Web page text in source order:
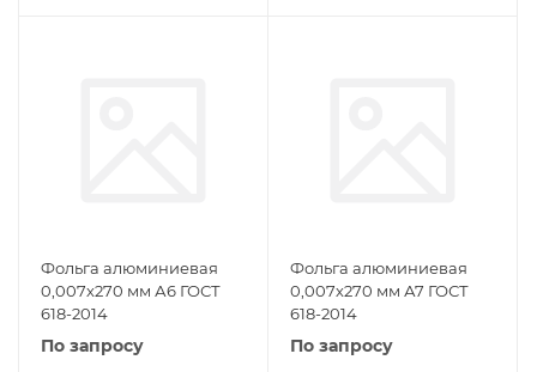
Фольга алюминиевая
0,007х270 мм А6 ГОСТ
618-2014
По запросу
Фольга алюминиевая
0,007х270 мм А7 ГОСТ
618-2014
По запросу